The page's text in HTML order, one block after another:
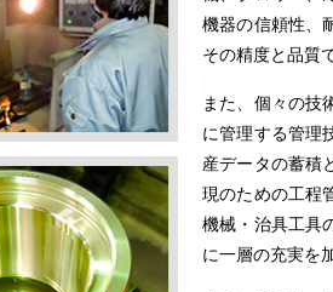
機器の信頼性、
その精度と品質
また、個々の技
に管理する管理
産データの蓄積
現のための工程
機械・治具工具
に一層の充実を